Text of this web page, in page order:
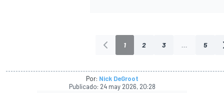
1 2 3 ... 5
Por: Nick DeGroot
Publicado: 24 may 2026, 20:28